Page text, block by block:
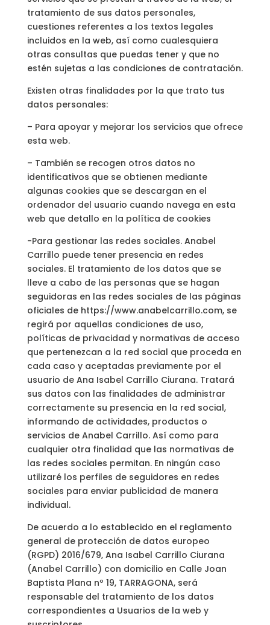
tratamiento de sus datos personales,
cuestiones referentes a los textos legales
incluidos en la web, así como cualesquiera
otras consultas que puedas tener y que no
estén sujetas a las condiciones de contratación.
Existen otras finalidades por la que trato tus
datos personales:
– Para apoyar y mejorar los servicios que ofrece
esta web.
– También se recogen otros datos no
identificativos que se obtienen mediante
algunas cookies que se descargan en el
ordenador del usuario cuando navega en esta
web que detallo en la política de cookies
-Para gestionar las redes sociales. Anabel
Carrillo puede tener presencia en redes
sociales. El tratamiento de los datos que se
lleve a cabo de las personas que se hagan
seguidoras en las redes sociales de las páginas
oficiales de https://www.anabelcarrillo.com, se
regirá por aquellas condiciones de uso,
políticas de privacidad y normativas de acceso
que pertenezcan a la red social que proceda en
cada caso y aceptadas previamente por el
usuario de Ana Isabel Carrillo Ciurana. Tratará
sus datos con las finalidades de administrar
correctamente su presencia en la red social,
informando de actividades, productos o
servicios de Anabel Carrillo. Así como para
cualquier otra finalidad que las normativas de
las redes sociales permitan. En ningún caso
utilizaré los perfiles de seguidores en redes
sociales para enviar publicidad de manera
individual.
De acuerdo a lo establecido en el reglamento
general de protección de datos europeo
(RGPD) 2016/679, Ana Isabel Carrillo Ciurana
(Anabel Carrillo) con domicilio en Calle Joan
Baptista Plana nº 19, TARRAGONA, será
responsable del tratamiento de los datos
correspondientes a Usuarios de la web y